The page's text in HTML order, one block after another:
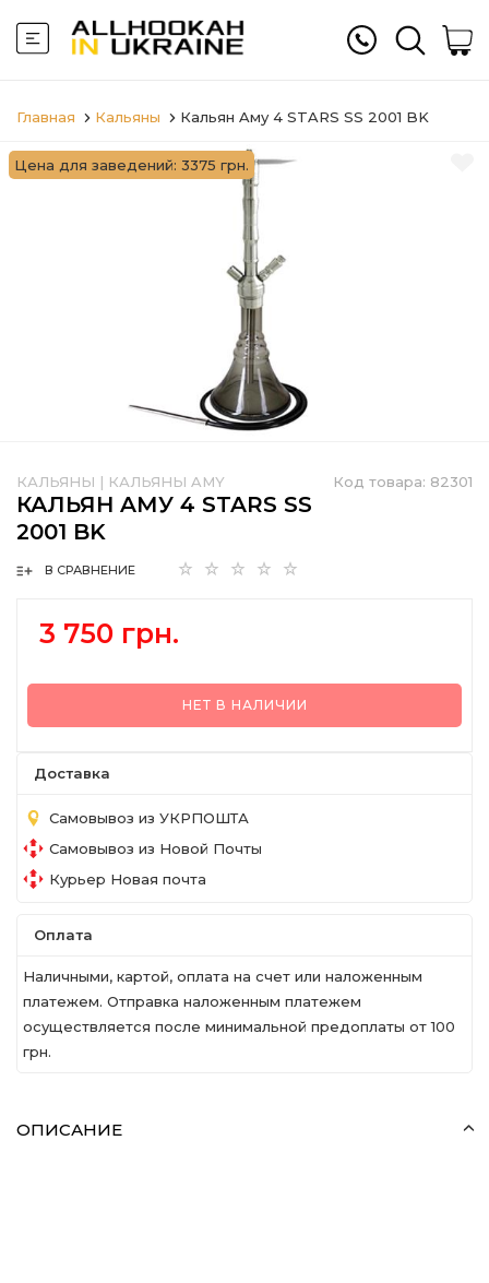
Главная Кальяны Кальян Aму 4 STARS SS 2001 BK
Цена для заведений: 3375 грн.
Код товара: 82301
КАЛЬЯНЫ | КАЛЬЯНЫ AMY
КАЛЬЯН AМУ 4 STARS SS
2001 BK
В СРАВНЕНИЕ
3 750 грн.
НЕТ В НАЛИЧИИ
Доставка
Самовывоз из УКРПОШТА
Самовывоз из Новой Почты
Курьер Новая почта
Оплата
Наличными, картой, оплата на счет или наложенным
платежем. Отправка наложенным платежем
осуществляется после минимальной предоплаты от 100
грн.
ОПИСАНИЕ